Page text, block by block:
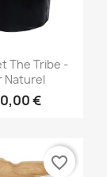
rapide
The Tribe -
Naturel
€
favorite_border